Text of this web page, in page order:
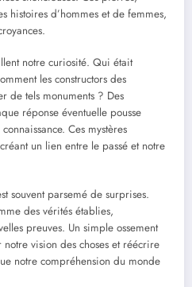
histoires d’hommes et de femmes,
notre curiosité. Qui était
les constructors des
de tels monuments ? Des
réponse éventuelle pousse
Ces mystères
un lien entre le passé et notre
souvent parsemé de surprises.
des vérités établies,
preuves. Un simple ossement
vision des choses et réécrire
notre compréhension du monde